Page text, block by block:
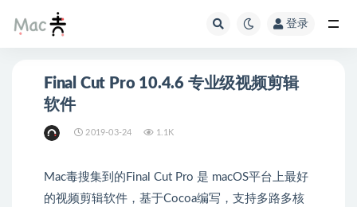
登录
Final Cut Pro 10.4.6 专业级视频剪辑
软件
2019-03-24 1.1K
Mac毒搜集到的Final Cut Pro 是 macOS平台上最好
的视频剪辑软件，基于Cocoa编写，支持多路多核